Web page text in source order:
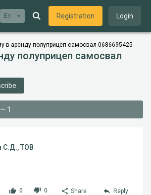
En Registration Login
в аренду полуприцеп самосвал 0686695425
полуприцеп самосвал
1
С.Д., ТОВ
0 0 Share Reply